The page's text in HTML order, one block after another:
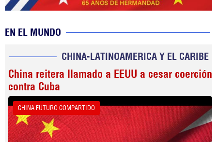
EN EL MUNDO
CHINA-LATINOAMERICA Y EL CARIBE
China reitera llamado a EEUU a cesar coerción
contra Cuba
CHINA FUTURO COMPARTIDO